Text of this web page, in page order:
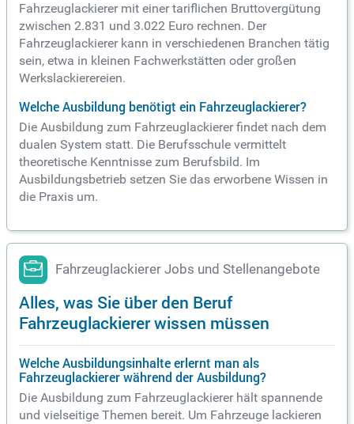
Fahrzeuglackierer mit einer tariflichen Bruttovergütung
zwischen 2.831 und 3.022 Euro rechnen. Der
Fahrzeuglackierer kann in verschiedenen Branchen tätig
sein, etwa in kleinen Fachwerkstätten oder großen
Werkslackierereien.
Welche Ausbildung benötigt ein Fahrzeuglackierer?
Die Ausbildung zum Fahrzeuglackierer findet nach dem
dualen System statt. Die Berufsschule vermittelt
theoretische Kenntnisse zum Berufsbild. Im
Ausbildungsbetrieb setzen Sie das erworbene Wissen in
die Praxis um.
Fahrzeuglackierer Jobs und Stellenangebote
Alles, was Sie über den Beruf
Fahrzeuglackierer wissen müssen
Welche Ausbildungsinhalte erlernt man als
Fahrzeuglackierer während der Ausbildung?
Die Ausbildung zum Fahrzeuglackierer hält spannende
und vielseitige Themen bereit. Um Fahrzeuge lackieren